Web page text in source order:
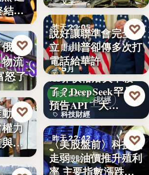
結…
羅
流
怒了
♡
了
力
卸
♡
園 實地探…
昨天 23:05
財經政治
5月
說好讓聯準會完全獨
立！川普卻傳多次打
電話給華許
♡
科技財經
昨天 22:51
科技財經
0.02
AI界價格屠夫不殺
了？DeepSeek罕見
預告API「大…
♡
昨天 22:42
美股財經
〈美股盤前〉科技股
走弱、油價推升殖利
率 主要指數漲跌互
♡